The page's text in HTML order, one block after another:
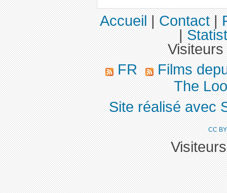
Accueil|Contact|
|
FR
Films
The
Site réalisé avec
CC